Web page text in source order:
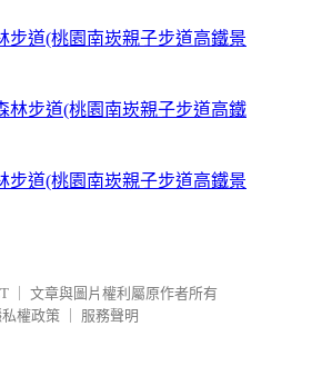
步道(桃園南崁親子步道高鐵景
步道(桃園南崁親子步道高鐵景
文章與圖片權利屬原作者所有
私權政策
服務聲明